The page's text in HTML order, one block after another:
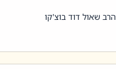
הרב שאול דוד בוצ'קו